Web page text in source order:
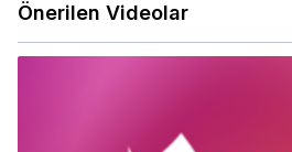
Önerilen Videolar